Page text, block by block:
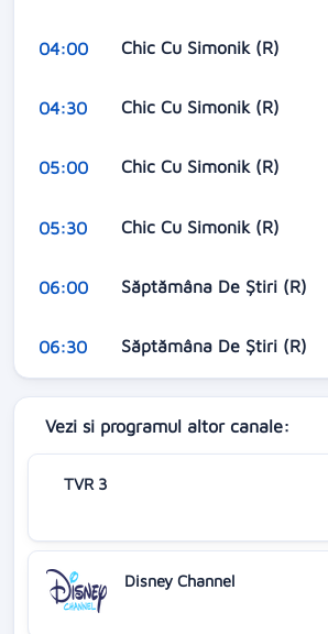
04:00 Chic Cu Simonik (R)
04:30 Chic Cu Simonik (R)
05:00 Chic Cu Simonik (R)
05:30 Chic Cu Simonik (R)
06:00 Săptămâna De Știri (R)
06:30 Săptămâna De Știri (R)
Vezi si programul altor canale:
TVR 3
Disney Channel